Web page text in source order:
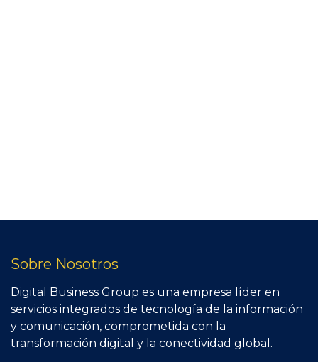
Sobre Nosotros
Digital Business Group es una empresa líder en
servicios integrados de tecnología de la información
y comunicación, comprometida con la
transformación digital y la conectividad global.